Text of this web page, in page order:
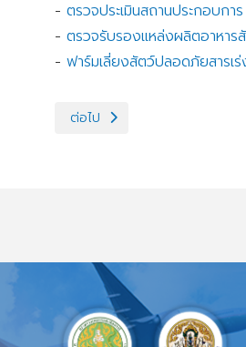
-ตรวจประเมินสถานประกอบการ
-ตรวจรับรองแหล่งผลิตอาหาร
-ฟาร์มเลี่ยงสัตว์ปลอดภัยสารเร่
เนื้อหาถัดไป: ด้านสุขภาพสัตว์
ต่อไป